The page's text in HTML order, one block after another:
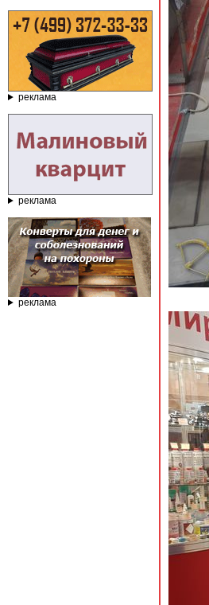
реклама
реклама
реклама